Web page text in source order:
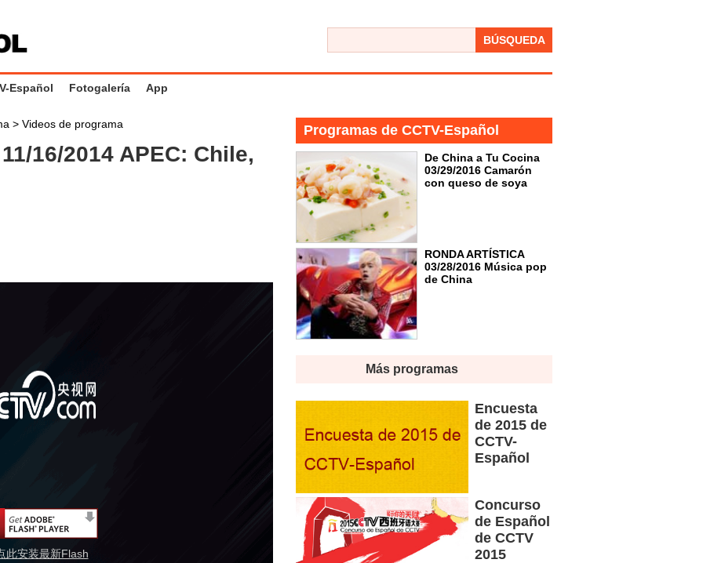
BÚSQUEDA
Español Fotogalería App
> Videos de programa
16/2014 APEC: Chile,
此安装最新Flash
Programas de CCTV-Español
De China a Tu Cocina
03/29/2016 Camarón
con queso de soya
RONDA ARTÍSTICA
03/28/2016 Música pop
de China
Más programas
Encuesta
de 2015 de
CCTV-
Español
Concurso
de Español
de CCTV
2015